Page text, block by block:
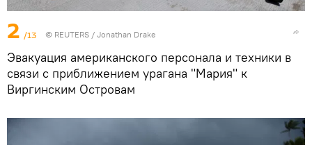
2 /13 © REUTERS / Jonathan Drake
Эвакуация американского персонала и техники в
связи с приближением урагана "Мария" к
Виргинским Островам